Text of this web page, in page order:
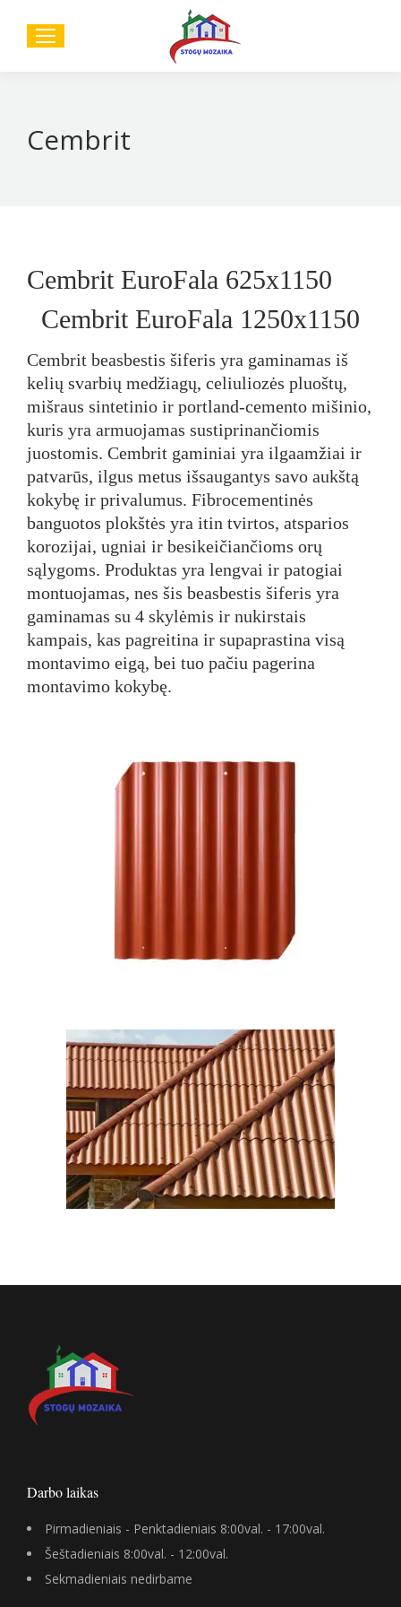
Cembrit
Cembrit EuroFala 625x1150
Cembrit EuroFala 1250x1150
Cembrit beasbestis šiferis yra gaminamas iš
kelių svarbių medžiagų, celiuliozės pluoštų,
mišraus sintetinio ir portland-cemento mišinio,
kuris yra armuojamas sustiprinančiomis
juostomis. Cembrit gaminiai yra ilgaamžiai ir
patvarūs, ilgus metus išsaugantys savo aukštą
kokybę ir privalumus. Fibrocementinės
banguotos plokštės yra itin tvirtos, atsparios
korozijai, ugniai ir besikeičiančioms orų
sąlygoms. Produktas yra lengvai ir patogiai
montuojamas, nes šis beasbestis šiferis yra
gaminamas su 4 skylėmis ir nukirstais
kampais, kas pagreitina ir supaprastina visą
montavimo eigą, bei tuo pačiu pagerina
montavimo kokybę.
Darbo laikas
Pirmadieniais - Penktadieniais 8:00val. - 17:00val.
Šeštadieniais 8:00val. - 12:00val.
Sekmadieniais nedirbame